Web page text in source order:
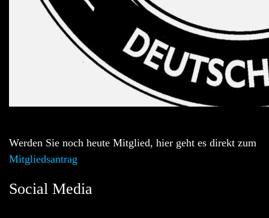
Werden Sie noch heute Mitglied, hier geht es direkt zum
Mitgliedsantrag
Social Media